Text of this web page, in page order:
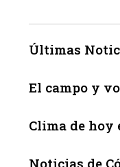
Últimas
El campo y
Clima de
Noticias de